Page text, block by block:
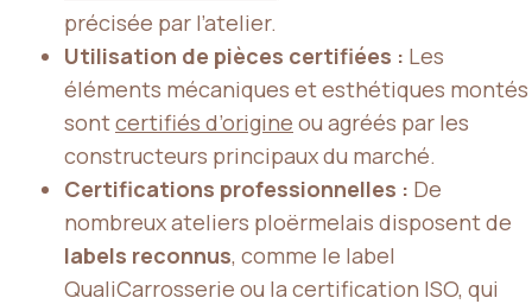
précisée par l’atelier.
Utilisation de pièces certifiées : Les
éléments mécaniques et esthétiques montés
sontcertifiés d’origine ou agréés par les
constructeurs principaux du marché.
Certifications professionnelles : De
nombreux ateliers ploërmelais disposent de
labels reconnus, comme le label
QualiCarrosserie ou la certification ISO, qui